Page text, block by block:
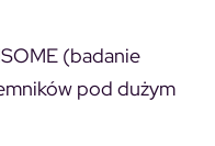
(badanie
pod dużym